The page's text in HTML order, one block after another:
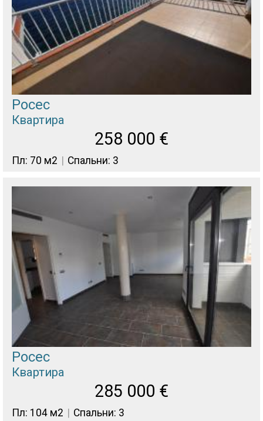
Росес
Квартира
258 000 €
Пл: 70 м2 Спальни: 3
Росес
Квартира
285 000 €
Пл: 104 м2 Спальни: 3